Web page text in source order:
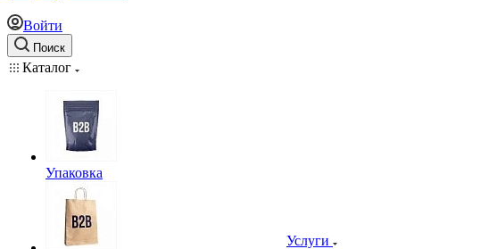
Войти
Поиск
Каталог
Упаковка
Услуги